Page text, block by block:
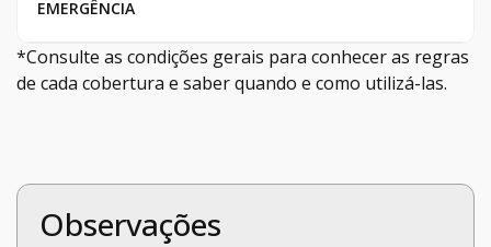
EMERGÊNCIA
*Consulte as condições gerais para conhecer as regras
de cada cobertura e saber quando e como utilizá-las.
Observações